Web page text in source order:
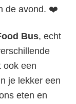
de avond. ❤️
Bus, echt
ook een
je lekker een
eten en